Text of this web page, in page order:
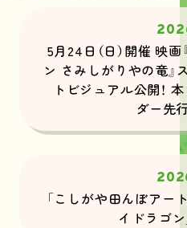
5月24日（日）開催 映
ン さみしがりやの竜』
トビジュアル公開！
ダー先
「こしがや田んぼアー
イドラゴン